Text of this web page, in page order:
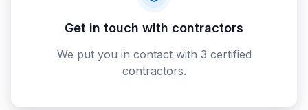
Get in touch with contractors
We put you in contact with 3 certified
contractors.